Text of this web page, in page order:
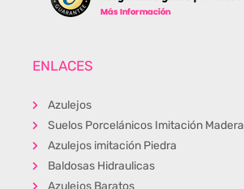
ENLACES
Azulejos
Suelos Porcelánicos Imitación Madera
Azulejos imitación Piedra
Baldosas Hidraulicas
Azulejos Baratos